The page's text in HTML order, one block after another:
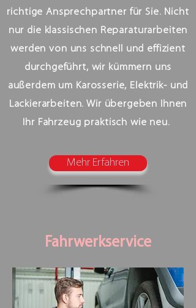
richtige Ansprechpartner für Sie. Nicht
nur die klassischen Reparaturarbeiten
werden von uns schnell und effizient
durchgeführt, wir kümmern uns
außerdem um Karosserie, Elektrik- und
Lackierarbeiten. Wir übergeben Ihnen
Ihr Fahrzeug praktisch wie neu.
Mehr Erfahren
Fahrwerkservice